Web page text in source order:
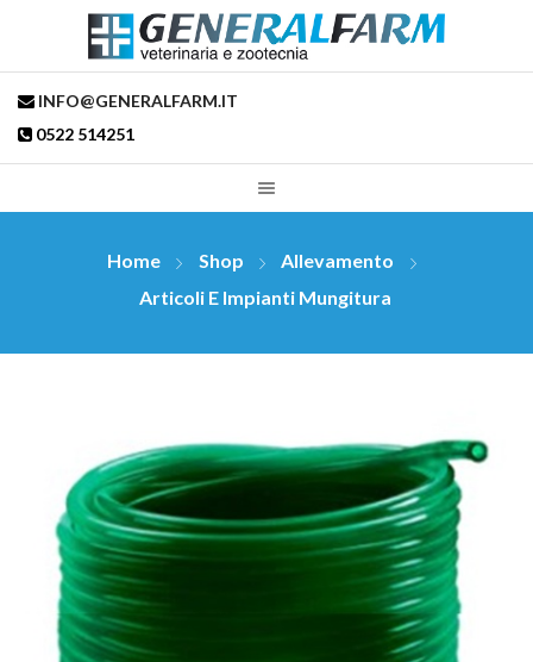
INFO@GENERALFARM.IT
0522 514251
Home Shop
Allevamento
Articoli E Impianti Mungitura